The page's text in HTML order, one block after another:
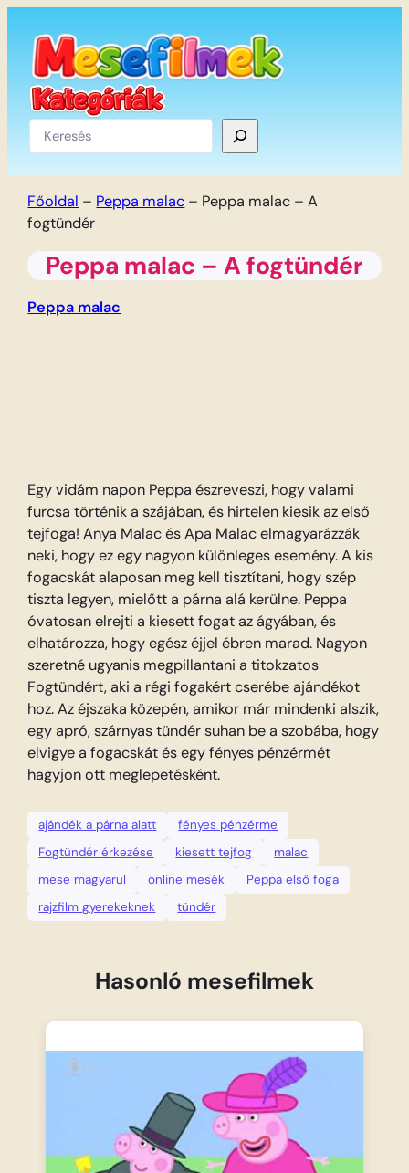
tartalomhoz
Keresés
Főoldal – Peppa malac – Peppa malac – A
fogtündér
Peppa malac – A fogtündér
Peppa malac
Egy vidám napon Peppa észreveszi, hogy valami
furcsa történik a szájában, és hirtelen kiesik az első
tejfoga! Anya Malac és Apa Malac elmagyarázzák
neki, hogy ez egy nagyon különleges esemény. A kis
fogacskát alaposan meg kell tisztítani, hogy szép
tiszta legyen, mielőtt a párna alá kerülne. Peppa
óvatosan elrejti a kiesett fogat az ágyában, és
elhatározza, hogy egész éjjel ébren marad. Nagyon
szeretné ugyanis megpillantani a titokzatos
Fogtündért, aki a régi fogakért cserébe ajándékot
hoz. Az éjszaka közepén, amikor már mindenki alszik,
egy apró, szárnyas tündér suhan be a szobába, hogy
elvigye a fogacskát és egy fényes pénzérmét
hagyjon ott meglepetésként.
ajándék a párna alatt
fényes pénzérme
Fogtündér érkezése
kiesett tejfog
malac
mese magyarul
online mesék
Peppa első foga
rajzfilm gyerekeknek
tündér
Hasonló mesefilmek